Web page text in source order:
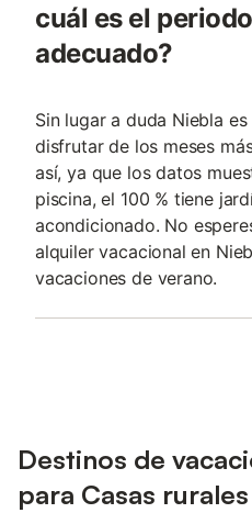
cuál es el
adecuado?
Sin lugar a duda Niebla
disfrutar de los meses
así, ya que los datos
piscina, el 100 % tiene
acondicionado. No
alquiler vacacional en
vacaciones de verano.
Destinos de
para Casas rurales